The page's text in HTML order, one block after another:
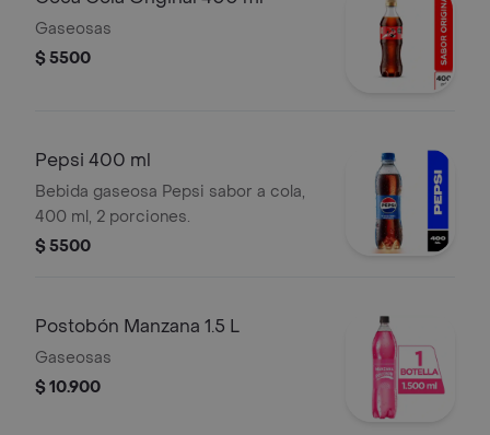
Gaseosas
$ 5500
Pepsi 400 ml
Bebida gaseosa Pepsi sabor a cola,
400 ml, 2 porciones.
$ 5500
Postobón Manzana 1.5 L
Gaseosas
$ 10.900